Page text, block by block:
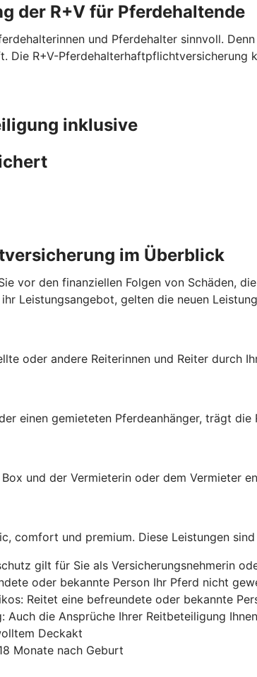
der R+V für Pferdehaltende
und Pferdehalter sinnvoll.
Die R+V-
inklusive
im Überblick
vor den finanziellen Folgen von Schäden,
Leistungsangebot, gelten die neuen
oder andere Reiterinnen und Reiter durch
einen gemieteten Pferdeanhänger, trägt
und der Vermieterin oder dem Vermieter
comfort und premium. Diese Leistungen
gilt für Sie als Versicherungsnehmerin
oder bekannte Person Ihr Pferd nicht
Reitet eine befreundete oder bekannte
Auch die Ansprüche Ihrer Reitbeteiligung
Deckakt
Monate nach Geburt